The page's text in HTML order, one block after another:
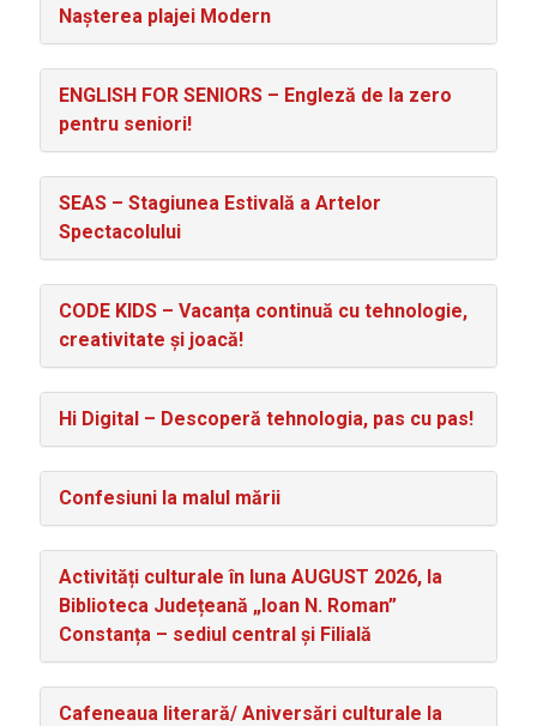
Nașterea plajei Modern
ENGLISH FOR SENIORS – Engleză de la zero
pentru seniori!
SEAS – Stagiunea Estivală a Artelor
Spectacolului
CODE KIDS – Vacanța continuă cu tehnologie,
creativitate și joacă!
Hi Digital – Descoperă tehnologia, pas cu pas!
Confesiuni la malul mării
Activități culturale în luna AUGUST 2026, la
Biblioteca Județeană „Ioan N. Roman”
Constanța – sediul central și Filială
Cafeneaua literară/ Aniversări culturale la